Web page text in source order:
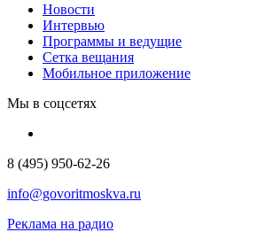
Новости
Интервью
Программы и ведущие
Сетка вещания
Мобильное приложение
Мы в соцсетях
8 (495) 950-62-26
info@govoritmoskva.ru
Реклама на радио